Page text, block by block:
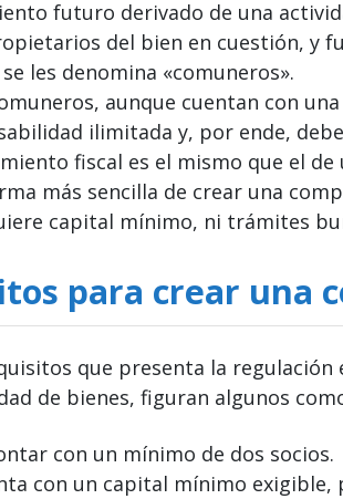
futuro derivado de una
del bien en cuestión, y
les denomina «comuneros».
aunque cuentan con
ilimitada y, por ende,
fiscal es el mismo que el de
más sencilla de crear una
capital mínimo, ni trámites
para crear una
que presenta la
de bienes, figuran algunos
con un mínimo de dos socios.
con un capital mínimo